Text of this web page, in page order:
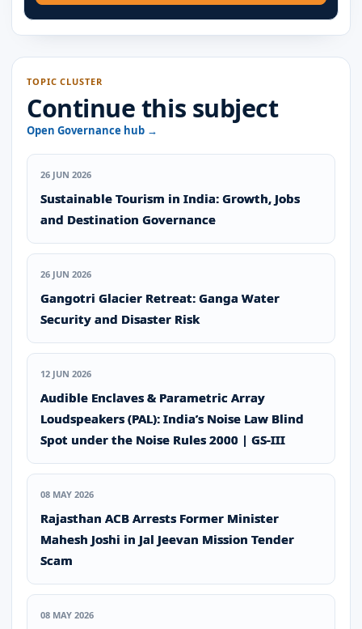
TOPIC CLUSTER
Continue this subject
Open Governance hub →
26 JUN 2026
Sustainable Tourism in India: Growth, Jobs
and Destination Governance
26 JUN 2026
Gangotri Glacier Retreat: Ganga Water
Security and Disaster Risk
12 JUN 2026
Audible Enclaves & Parametric Array
Loudspeakers (PAL): India’s Noise Law Blind
Spot under the Noise Rules 2000 | GS-III
08 MAY 2026
Rajasthan ACB Arrests Former Minister
Mahesh Joshi in Jal Jeevan Mission Tender
Scam
08 MAY 2026